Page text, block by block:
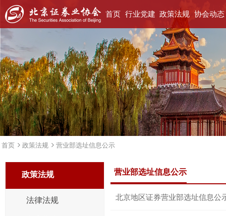
首页 行业党建 政策法规 协会动态
首页 政策法规 营业部选址信息公示
政策法规
法律法规
营业部选址信息公示
北京地区证券营业部选址信息公